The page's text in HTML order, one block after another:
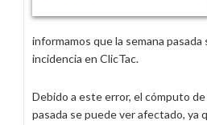
informamos que la semana
incidencia en ClicTac.
Debido a este error, el cómputo de
pasada se puede ver afectado, ya